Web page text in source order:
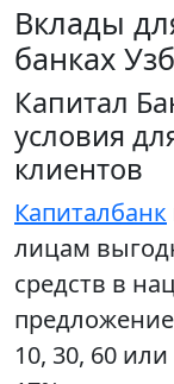
Вклады
банках
Капитал
условия
клиентов
Капиталбанк
лицам
средств в
10, 30, 60